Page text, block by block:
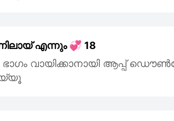
എന്നും 💞 18
വായിക്കാനായി ആപ്പ്